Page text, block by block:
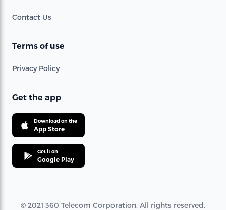
Contact Us
Terms of use
Privacy Policy
Get the app
Download on the
App Store
Get it on
Google Play
© 2021 360 Telecom Corporation. All rights reserved.